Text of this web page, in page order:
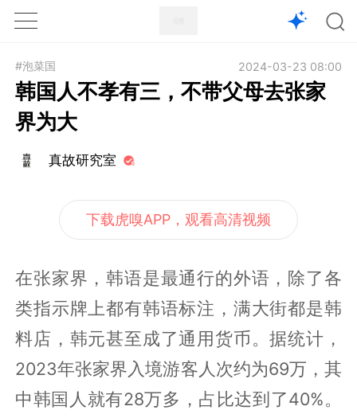
1X
#泡菜国 2024-03-23 08:00
韩国人不孝有三，不带父母去张家
界为大
真故研究室
下载虎嗅APP，观看高清视频
在张家界，韩语是最通行的外语，除了各
类指示牌上都有韩语标注，满大街都是韩
料店，韩元甚至成了通用货币。据统计，
2023年张家界入境游客人次约为69万，其
中韩国人就有28万多，占比达到了40%。